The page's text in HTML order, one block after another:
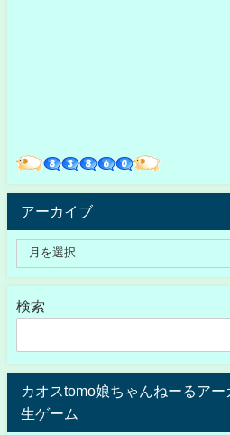
アーカイブ
検索
カオスtomo娘ちゃんねーるアー
生ゲーム